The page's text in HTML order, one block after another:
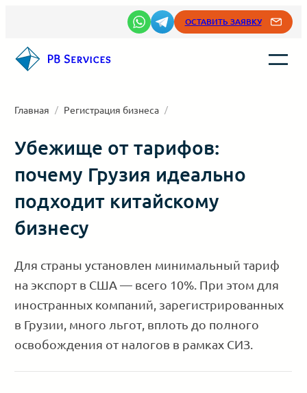
содержимому
ОСТАВИТЬ ЗАЯВКУ
Главная / Регистрация бизнеса /
Убежище от тарифов:
почему Грузия идеально
подходит китайскому
бизнесу
Для страны установлен минимальный тариф
на экспорт в США — всего 10%. При этом для
иностранных компаний, зарегистрированных
в Грузии, много льгот, вплоть до полного
освобождения от налогов в рамках СИЗ.